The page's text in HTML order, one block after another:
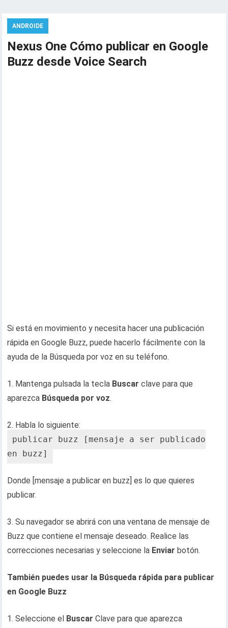
ANDROIDE
Nexus One Cómo publicar en Google
Buzz desde Voice Search
Si está en movimiento y necesita hacer una publicación
rápida en Google Buzz, puede hacerlo fácilmente con la
ayuda de la Búsqueda por voz en su teléfono.
1. Mantenga pulsada la tecla Buscar clave para que
aparezca Búsqueda por voz.
2. Habla lo siguiente:
publicar buzz [mensaje a ser publicado
en buzz]
Donde [mensaje a publicar en buzz] es lo que quieres
publicar.
3. Su navegador se abrirá con una ventana de mensaje de
Buzz que contiene el mensaje deseado. Realice las
correcciones necesarias y seleccione la Enviar botón.
También puedes usar la Búsqueda rápida para publicar
en Google Buzz
1. Seleccione el Buscar Clave para que aparezca